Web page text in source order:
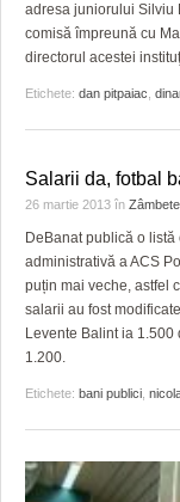
adresa juniorului Silviu
comisă împreună cu
directorul acestei
Etichete: dan pitpaiac
Salarii da, fotbal
26 martie 2013 în
DeBanat publică o
administrativă a ACS
puțin mai veche, astfel
salarii au fost
Levente Balint ia 1.500
1.200.
Etichete: bani publici